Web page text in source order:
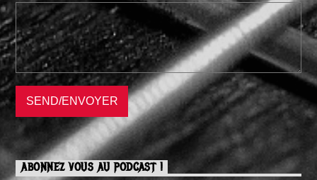
ABONNEZ VOUS AU PODCAST !